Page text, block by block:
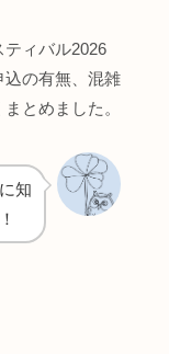
ィバル2026
込の有無、混雑
とめました。
知